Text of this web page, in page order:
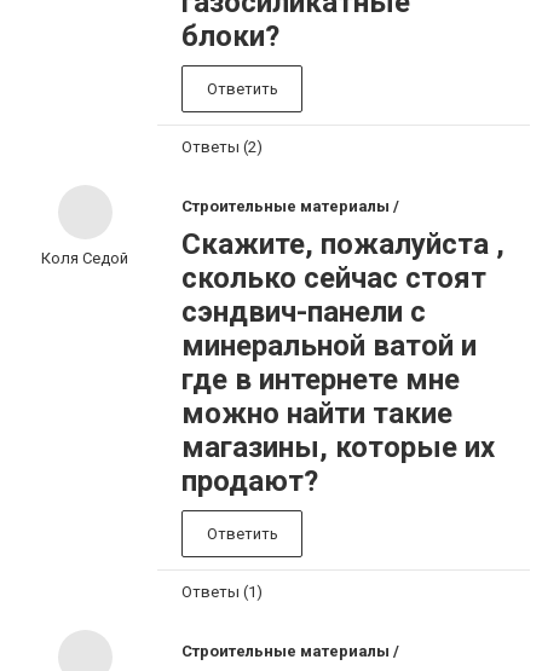
блоки?
Ответить
Ответы (2)
Коля Седой
Строительные материалы /
Скажите, пожалуйста ,
сколько сейчас стоят
сэндвич-панели с
минеральной ватой и
где в интернете мне
можно найти такие
магазины, которые их
продают?
Ответить
Ответы (1)
Строительные материалы /